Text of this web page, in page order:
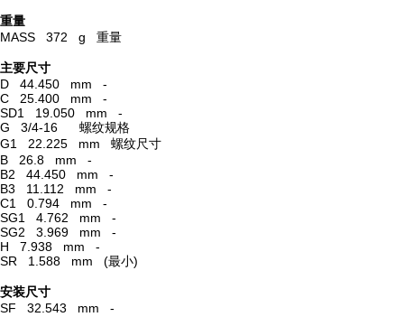
重量
MASS 372 g 重量
主要尺寸
D 44.450 mm -
C 25.400 mm -
SD1 19.050 mm -
G 3/4-16 螺纹规格
G1 22.225 mm 螺纹尺寸
B 26.8 mm -
B2 44.450 mm -
B3 11.112 mm -
C1 0.794 mm -
SG1 4.762 mm -
SG2 3.969 mm -
H 7.938 mm -
SR 1.588 mm (最小)
安装尺寸
SF 32.543 mm -